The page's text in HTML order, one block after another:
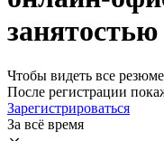
Чтобы видеть все
После регистрации
Зарегистрироваться
За всё время